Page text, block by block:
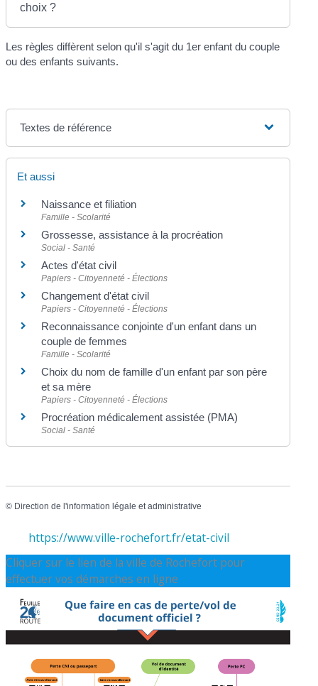
choix ?
Les règles diffèrent selon qu'il s'agit du 1er enfant du couple
ou des enfants suivants.
Textes de référence
Et aussi
Naissance et filiation
Famille - Scolarité
Grossesse, assistance à la procréation
Social - Santé
Actes d'état civil
Papiers - Citoyenneté - Élections
Changement d'état civil
Papiers - Citoyenneté - Élections
Reconnaissance conjointe d'un enfant dans un
couple de femmes
Famille - Scolarité
Choix du nom de famille d'un enfant par son père
et sa mère
Papiers - Citoyenneté - Élections
Procréation médicalement assistée (PMA)
Social - Santé
© Direction de l'information légale et administrative
https://www.ville-rochefort.fr/etat-civil
Cliquer sur le lien de la ville de Rochefort pour
effectuer vos démarches en ligne